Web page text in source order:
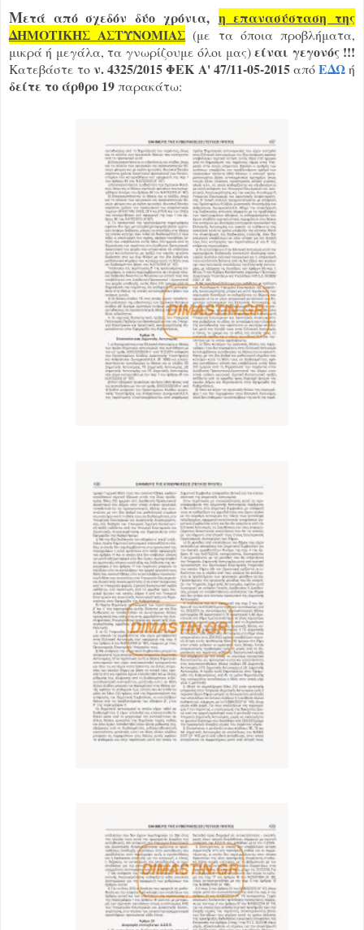
Μετά από σχεδόν δύο χρόνια, η επανασύσταση της
ΔΗΜΟΤΙΚΗΣ ΑΣΤΥΝΟΜΙΑΣ (με τα όποια προβλήματα,
μικρά ή μεγάλα, τα γνωρίζουμε όλοι μας)είναι γεγονός !!!
Κατεβάστε τον. 4325/2015 ΦΕΚ Α' 47/11-05-2015απόΕΔΩή
δείτε το άρθρο 19παρακάτω: